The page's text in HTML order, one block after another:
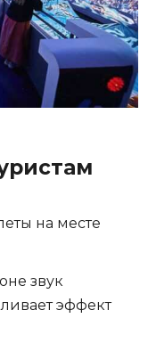
на месте
звук
эффект